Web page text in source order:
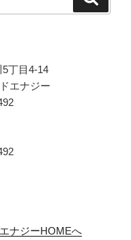
丁目4-14
エナジー
ナジーHOMEへ